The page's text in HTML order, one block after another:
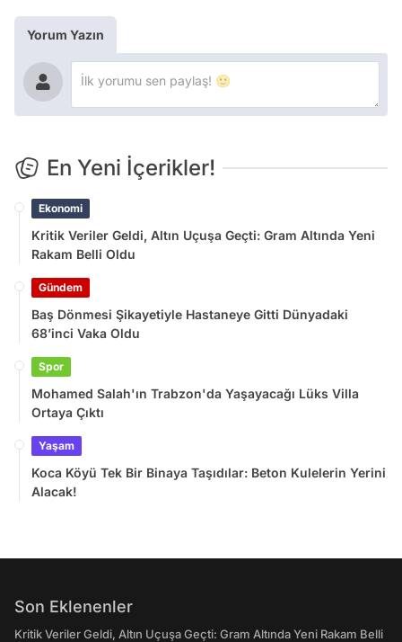
Yorum Yazın
En Yeni İçerikler!
Ekonomi
Kritik Veriler Geldi, Altın Uçuşa Geçti: Gram Altında Yeni
Rakam Belli Oldu
Gündem
Baş Dönmesi Şikayetiyle Hastaneye Gitti Dünyadaki
68’inci Vaka Oldu
Spor
Mohamed Salah'ın Trabzon'da Yaşayacağı Lüks Villa
Ortaya Çıktı
Yaşam
Koca Köyü Tek Bir Binaya Taşıdılar: Beton Kulelerin Yerini
Alacak!
Son Eklenenler
Kritik Veriler Geldi, Altın Uçuşa Geçti: Gram Altında Yeni Rakam Belli